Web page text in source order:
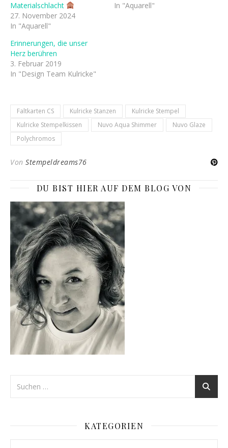
Materialschlacht
27. November 2024
In "Aquarell"
In "Aquarell"
Erinnerungen, die unser
Herz berühren
3. Februar 2019
In "Design Team Kulricke"
Faltkarten CS Kulricke Stanzen
Kulricke Stempel
Kulricke Stempelkissen
Nuvo Aqua Shimmer
Nuvo Glaze
Polychromos
Von Stempeldreams76
DU BIST HIER AUF DEM BLOG VON
KATEGORIEN